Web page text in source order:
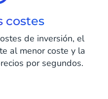
costes
de inversión, el
al menor coste y la
por segundos.